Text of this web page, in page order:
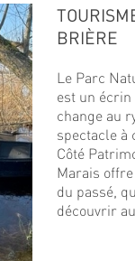
BRIÈRE
Le Parc
est un
change au
spectacle à
Côté
Marais
du passé,
découvrir